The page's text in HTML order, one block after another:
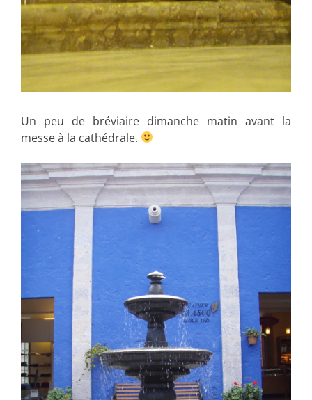
Un peu de bréviaire dimanche matin avant la
messe à la cathédrale.